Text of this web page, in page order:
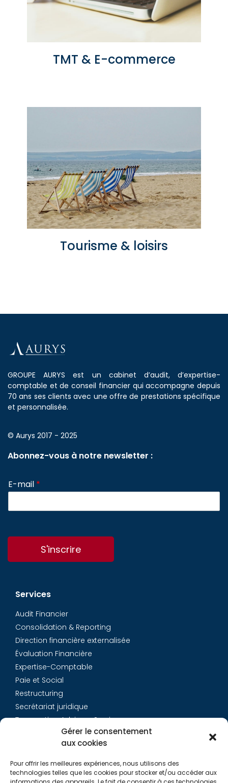
Gérer le consentement
aux cookies
Pour offrir les meilleures expériences, nous utilisons des
technologies telles que les cookies pour stocker et/ou accéder aux
TMT & E-commerce
Tourisme & loisirs
GROUPE AURYS est un cabinet d’audit, d’expertise-
comptable et de conseil financier qui accompagne depuis
70 ans ses clients avec une offre de prestations spécifique
et personnalisée.
© Aurys 2017 - 2025
Abonnez-vous à notre newsletter :
E-mail *
S'inscrire
Services
Audit Financier
Consolidation & Reporting
Direction financière externalisée
Évaluation Financière
Expertise-Comptable
Paie et Social
Restructuring
Secrétariat juridique
Transaction Advisory Services
Équipe
Carrières